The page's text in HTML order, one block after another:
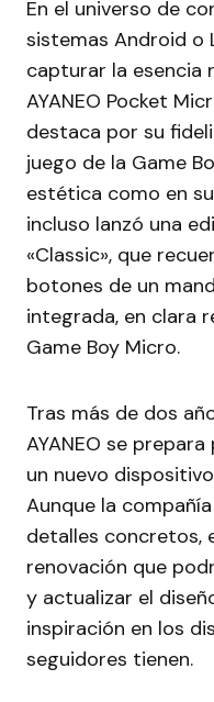
En el universo de
sistemas Android o
capturar la esencia
AYANEO Pocket
destaca por su
juego de la Game
estética como en
incluso lanzó una
«Classic», que
botones de un
integrada, en clara
Game Boy Micro.
Tras más de dos
AYANEO se
un nuevo
Aunque la
detalles concretos,
renovación que
y actualizar el
inspiración en los
seguidores tienen.